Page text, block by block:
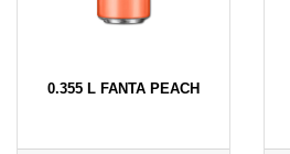
0.355 L FANTA PEACH